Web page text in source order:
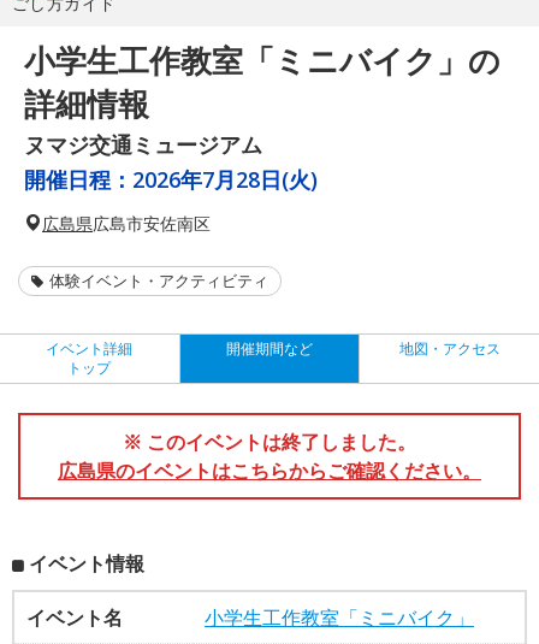
小学生工作教室「ミニバイク」の
詳細情報
ヌマジ交通ミュージアム
開催日程： 2026年7月28日(火)
広島県広島市安佐南区
体験イベント・アクティビティ
イベント詳細
トップ
開催期間など 地図・アクセス
※ このイベントは終了しました。
広島県のイベントはこちらからご確認ください。
イベント情報
イベント名
小学生工作教室「ミニバイク」